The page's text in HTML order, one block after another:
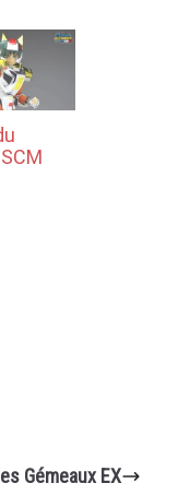
Gémeaux EX